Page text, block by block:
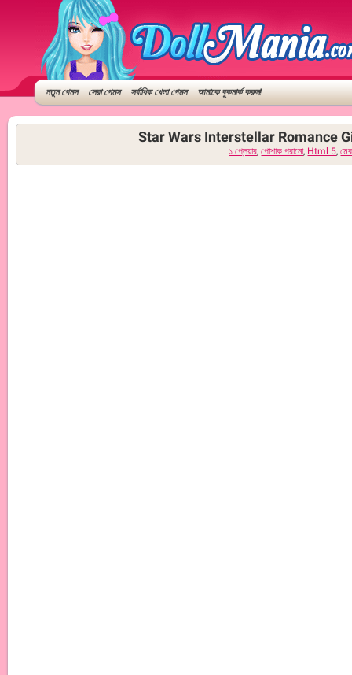
নতুন গেমস সেরা গেমস সর্বাধিক খেলা গেমস আমাকে বুকমার্ক করুন!
Star Wars Interstellar Romance
১ প্লেয়ার,পোশাক পরানো, Html 5,